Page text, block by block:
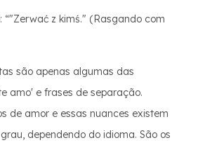
“"Zerwać z kimś." (Rasgando com
são apenas algumas das
amo' e frases de separação.
de amor e essas nuances existem
dependendo do idioma. São os